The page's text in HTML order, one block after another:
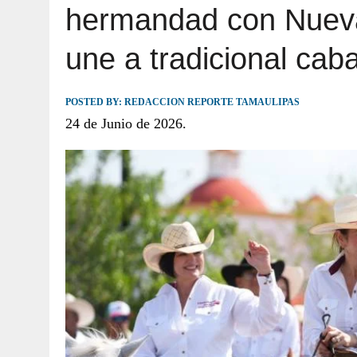
JULIO 30, 2026 TAMAULIPAS TE INVITA A DESCUBRIR EL
hermandad con
une a tradicional
POSTED BY: REDACCION REPORTE TAMAULIPAS
24 de Junio de 2026.